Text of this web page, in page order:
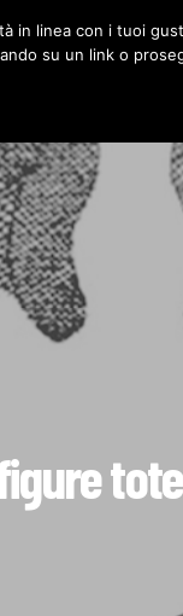
DESIGN
in linea con i tuoi
su un link o